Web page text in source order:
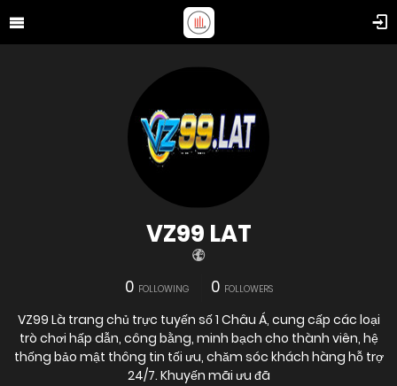
VZ99 LAT
0 FOLLOWING 0 FOLLOWERS
VZ99 Là trang chủ trực tuyến số 1 Châu Á, cung cấp các loại
trò chơi hấp dẫn, công bằng, minh bạch cho thành viên, hệ
thống bảo mật thông tin tối ưu, chăm sóc khách hàng hỗ trợ
24/7. Khuyến mãi ưu đã